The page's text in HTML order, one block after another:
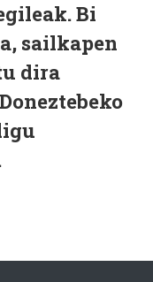
Bi
sailkapen
dira